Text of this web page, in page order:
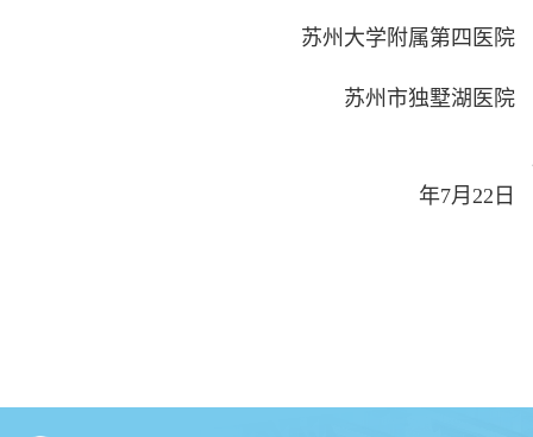
苏州大学附属第四医院
苏州市独墅湖医院
年7月 22 日